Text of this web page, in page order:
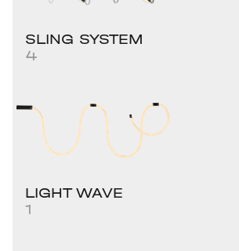
SLING SYSTEM
4
LIGHT WAVE
1